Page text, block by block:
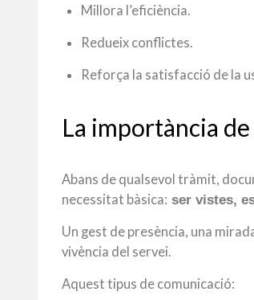
Millora l’eficiència.
Redueix conflictes.
Reforça la satisfacció de la
La importància
Abans de qualsevol tràmit,
necessitat bàsica: ser vistes,
Un gest de presència, una
vivència del servei.
Aquest tipus de comunicació: